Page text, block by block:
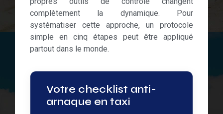
complètement la dynamique. Pour
systématiser cette approche, un protocole
simple en cinq étapes peut être appliqué
partout dans le monde.
Votre checklist anti-
arnaque en taxi